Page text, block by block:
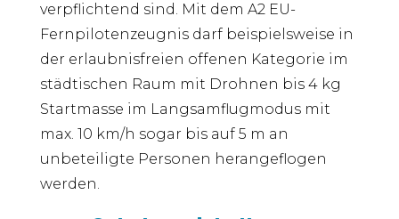
verpflichtend sind. Mit dem A2 EU-
Fernpilotenzeugnis darf beispielsweise in
der erlaubnisfreien offenen Kategorie im
städtischen Raum mit Drohnen bis 4 kg
Startmasse im Langsamflugmodus mit
max. 10 km/h sogar bis auf 5 m an
unbeteiligte Personen herangeflogen
werden.